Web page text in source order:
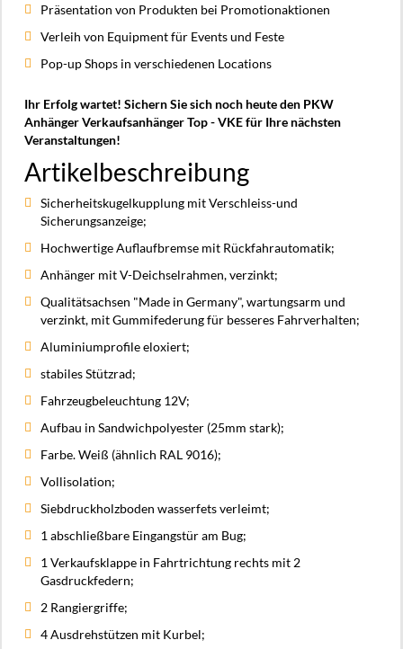
Präsentation von Produkten bei Promotionaktionen
Verleih von Equipment für Events und Feste
Pop-up Shops in verschiedenen Locations
Ihr Erfolg wartet! Sichern Sie sich noch heute den PKW
Anhänger Verkaufsanhänger Top - VKE für Ihre nächsten
Veranstaltungen!
Artikelbeschreibung
Sicherheitskugelkupplung mit Verschleiss-und
Sicherungsanzeige;
Hochwertige Auflaufbremse mit Rückfahrautomatik;
Anhänger mit V-Deichselrahmen, verzinkt;
Qualitätsachsen "Made in Germany", wartungsarm und
verzinkt, mit Gummifederung für besseres Fahrverhalten;
Aluminiumprofile eloxiert;
stabiles Stützrad;
Fahrzeugbeleuchtung 12V;
Aufbau in Sandwichpolyester (25mm stark);
Farbe. Weiß (ähnlich RAL 9016);
Vollisolation;
Siebdruckholzboden wasserfets verleimt;
1 abschließbare Eingangstür am Bug;
1 Verkaufsklappe in Fahrtrichtung rechts mit 2
Gasdruckfedern;
2 Rangiergriffe;
4 Ausdrehstützen mit Kurbel;